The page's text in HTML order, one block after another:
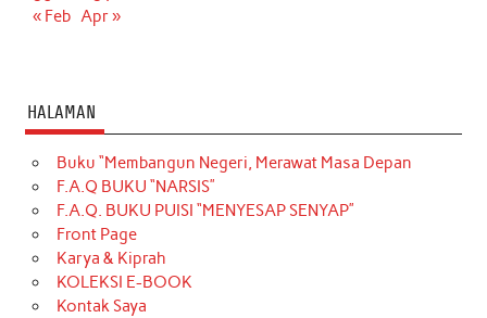
« Feb Apr »
HALAMAN
Buku “Membangun Negeri, Merawat Masa Depan
F.A.Q BUKU “NARSIS”
F.A.Q. BUKU PUISI “MENYESAP SENYAP”
Front Page
Karya & Kiprah
KOLEKSI E-BOOK
Kontak Saya